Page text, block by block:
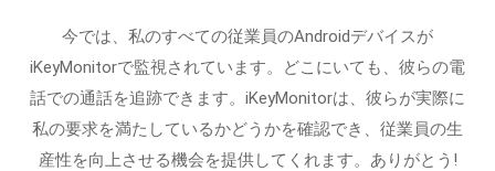
今では、私のすべての従業員のAndroidデバイスが
iKeyMonitorで監視されています。どこにいても、彼らの電
話での通話を追跡できます。iKeyMonitorは、彼らが実際に
私の要求を満たしているかどうかを確認でき、従業員の生
産性を向上させる機会を提供してくれます。ありがとう!